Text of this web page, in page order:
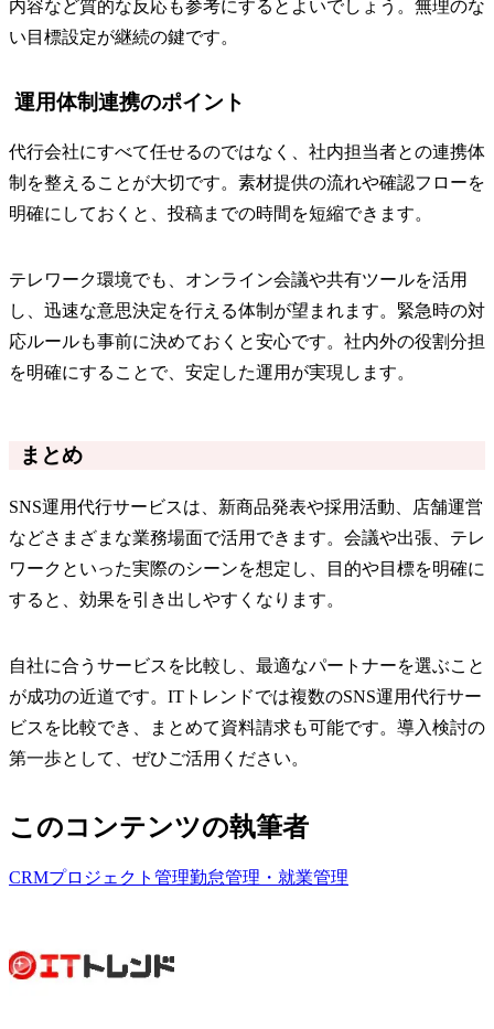
内容など質的な反応も参考にするとよいでしょう。無理のな
い目標設定が継続の鍵です。
運用体制連携のポイント
代行会社にすべて任せるのではなく、社内担当者との連携体
制を整えることが大切です。素材提供の流れや確認フローを
明確にしておくと、投稿までの時間を短縮できます。
テレワーク環境でも、オンライン会議や共有ツールを活用
し、迅速な意思決定を行える体制が望まれます。緊急時の対
応ルールも事前に決めておくと安心です。社内外の役割分担
を明確にすることで、安定した運用が実現します。
まとめ
SNS運用代行サービスは、新商品発表や採用活動、店舗運営
などさまざまな業務場面で活用できます。会議や出張、テレ
ワークといった実際のシーンを想定し、目的や目標を明確に
すると、効果を引き出しやすくなります。
自社に合うサービスを比較し、最適なパートナーを選ぶこと
が成功の近道です。ITトレンドでは複数のSNS運用代行サー
ビスを比較でき、まとめて資料請求も可能です。導入検討の
第一歩として、ぜひご活用ください。
このコンテンツの執筆者
CRMプロジェクト管理勤怠管理・就業管理